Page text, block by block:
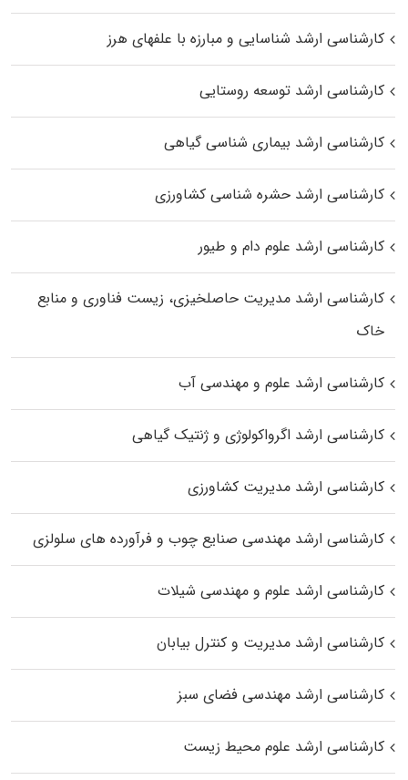
کارشناسی ارشد شناسایی و مبارزه با علفهای هرز
کارشناسی ارشد توسعه روستایی
کارشناسی ارشد بیماری‌ شناسی گیاهی
کارشناسی ارشد حشره‌ شناسی کشاورزی
کارشناسی ارشد علوم دام و طیور
کارشناسی ارشد مدیریت حاصلخیزی، زیست فناوری و منابع
خاک
کارشناسی ارشد علوم و مهندسی آب
کارشناسی ارشد اگرواکولوژی و ژنتیک گیاهی
کارشناسی ارشد مدیریت کشاورزی
کارشناسی ارشد مهندسی صنایع چوب و فرآورده‌ های سلولزی
کارشناسی ارشد علوم و مهندسی شیلات
کارشناسی ارشد مدیریت و کنترل بیابان
کارشناسی ارشد مهندسی فضای سبز
کارشناسی ارشد علوم محیط‌ زیست